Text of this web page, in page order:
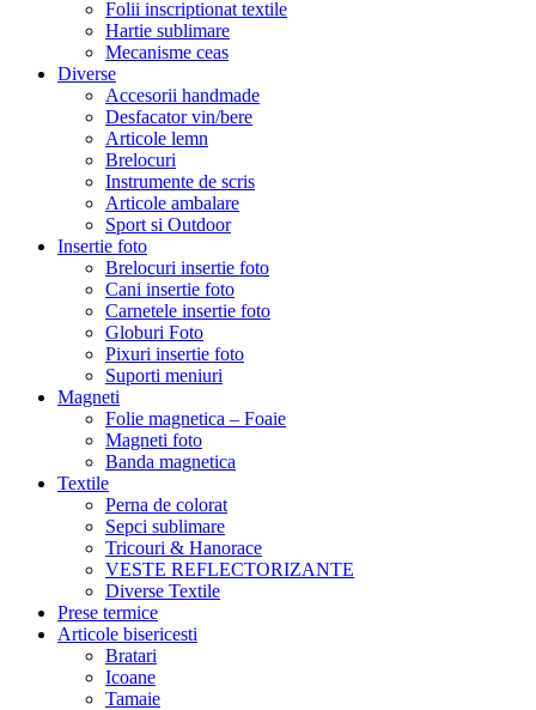
Folii inscriptionat textile
Hartie sublimare
Mecanisme ceas
Diverse
Accesorii handmade
Desfacator vin/bere
Articole lemn
Brelocuri
Instrumente de scris
Articole ambalare
Sport si Outdoor
Insertie foto
Brelocuri insertie foto
Cani insertie foto
Carnetele insertie foto
Globuri Foto
Pixuri insertie foto
Suporti meniuri
Magneti
Folie magnetica – Foaie
Magneti foto
Banda magnetica
Textile
Perna de colorat
Sepci sublimare
Tricouri & Hanorace
VESTE REFLECTORIZANTE
Diverse Textile
Prese termice
Articole bisericesti
Bratari
Icoane
Tamaie